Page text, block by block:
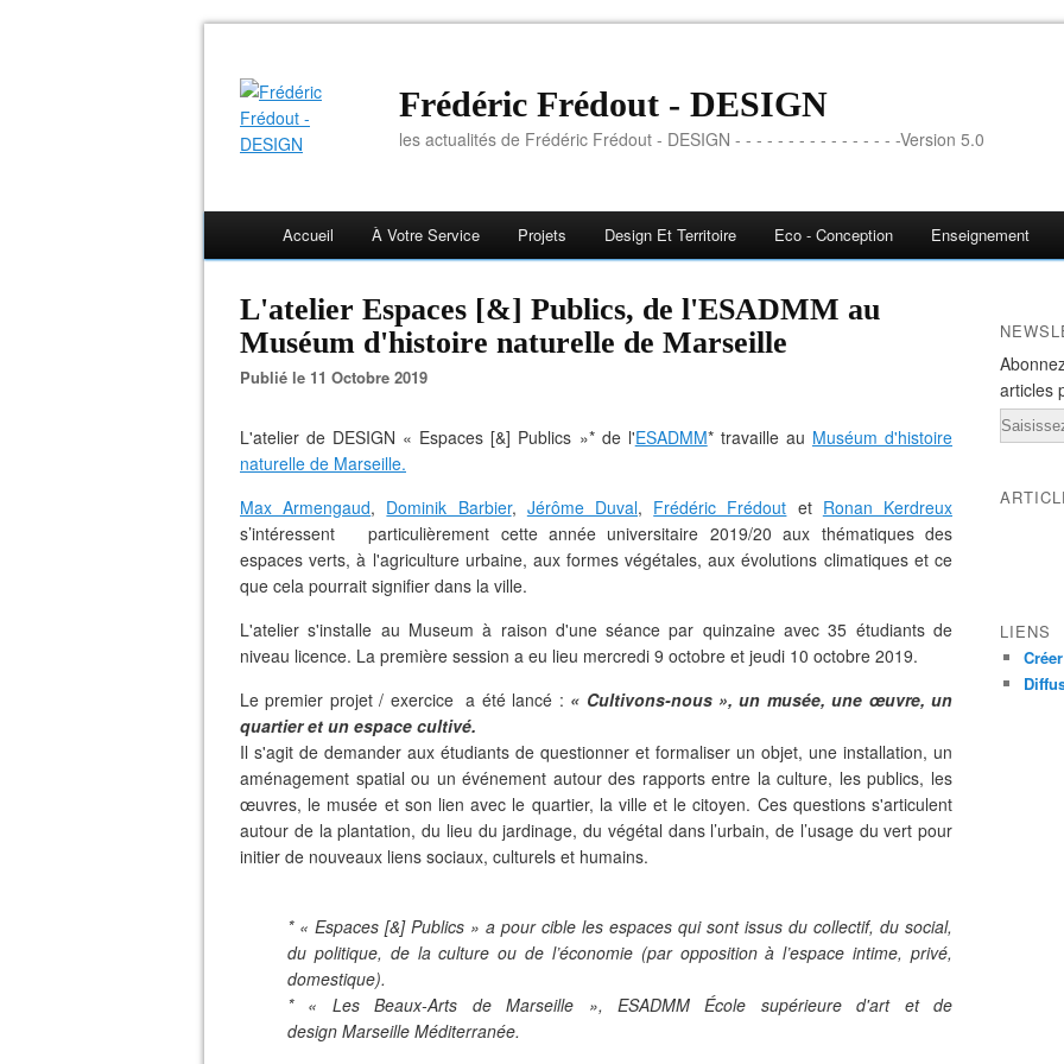
Frédéric Frédout - DESIGN
les actualités de Frédéric Frédout - DESIGN - - - - - - - - - - - - - - - -Version 5.0
Accueil À Votre Service Projets Design Et Territoire Eco - Conception Enseignement
L'atelier Espaces [&] Publics, de l'ESADMM au
Muséum d'histoire naturelle de Marseille
Publié le 11 Octobre 2019
L'atelier de DESIGN « Espaces [&] Publics »* de l'ESADMM* travaille au Muséum d'histoire
naturelle de Marseille.
Max Armengaud, Dominik Barbier, Jérôme Duval, Frédéric Frédout et Ronan Kerdreux
s’intéressent particulièrement cette année universitaire 2019/20 aux thématiques des
espaces verts, à l'agriculture urbaine, aux formes végétales, aux évolutions climatiques et ce
que cela pourrait signifier dans la ville.
L'atelier s'installe au Museum à raison d'une séance par quinzaine avec 35 étudiants de
niveau licence. La première session a eu lieu mercredi 9 octobre et jeudi 10 octobre 2019.
Le premier projet / exercice a été lancé : « Cultivons-nous », un musée, une œuvre, un
quartier et un espace cultivé.
Il s'agit de demander aux étudiants de questionner et formaliser un objet, une installation, un
aménagement spatial ou un événement autour des rapports entre la culture, les publics, les
œuvres, le musée et son lien avec le quartier, la ville et le citoyen. Ces questions s'articulent
autour de la plantation, du lieu du jardinage, du végétal dans l’urbain, de l’usage du vert pour
initier de nouveaux liens sociaux, culturels et humains.
* « Espaces [&] Publics » a pour cible les espaces qui sont issus du collectif, du social,
du politique, de la culture ou de l’économie (par opposition à l’espace intime, privé,
domestique).
* « Les Beaux-Arts de Marseille », ESADMM École supérieure d'art et de
design Marseille Méditerranée.
articles
Email
LIENS
Créer